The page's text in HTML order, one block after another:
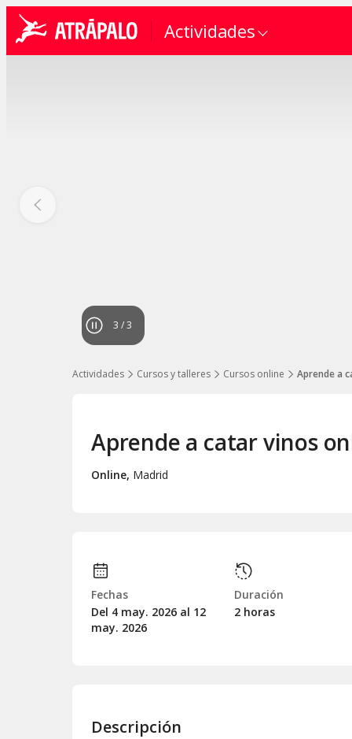
Actividades
3 /3
Actividades Cursos y talleres Cursos online Aprende a
Aprende a catar vinos
Online, Madrid
Fechas
Del 4 may. 2026 al 12
may. 2026
Duración
2 horas
Descripción